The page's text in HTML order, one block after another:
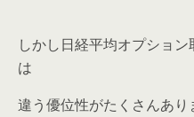
しかし日経平均オプショ
は
違う優位性がたくさんあ